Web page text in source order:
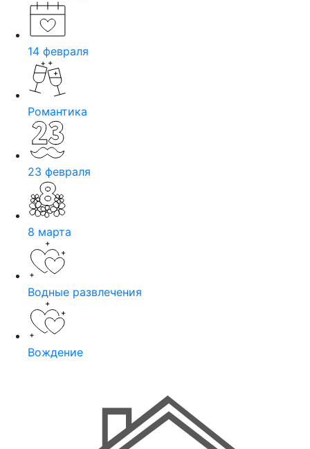
14 февраля
Романтика
23 февраля
8 марта
Водные развлечения
Вождение